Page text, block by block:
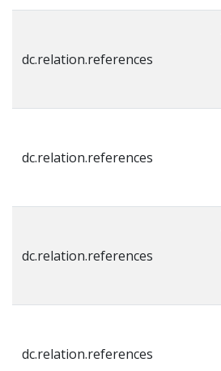
dc.relation.references
dc.relation.references
dc.relation.references
dc.relation.references